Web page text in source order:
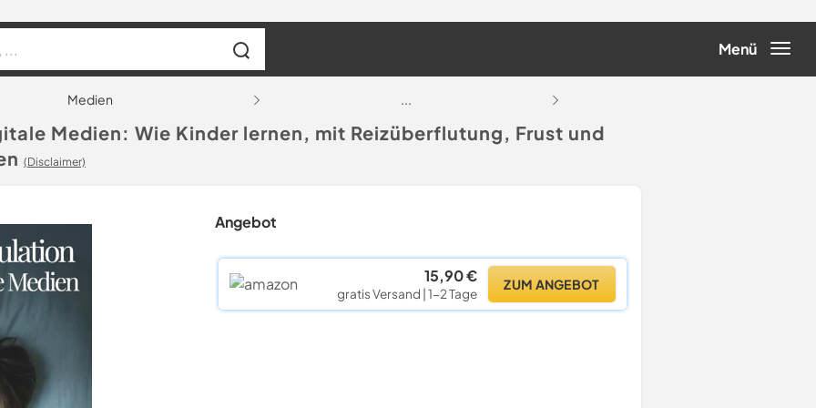
Menü
Medien ...
Medien: Wie Kinder lernen, mit Reizüberflutung, Frust und
(Disclaimer)
Angebot
15,90 €
gratis Versand | 1-2 Tage
ZUM ANGEBOT